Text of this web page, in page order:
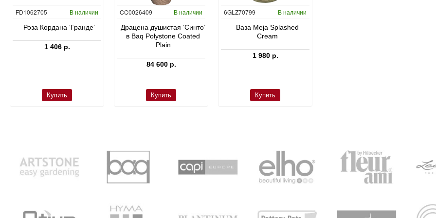
FD1062705 В наличии
Роза Кордана ‘Гранде’
1 406 р.
Купить
CC0026409 В наличии
Драцена душистая ‘Синто’
в Baq Polystone Coated
Plain
84 600 р.
Купить
6GLZ70799 В наличии
Ваза Meja Splashed
Cream
1 980 р.
Купить